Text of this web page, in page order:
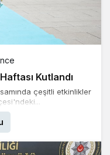
Kutlandı
çeşitli etkinlikler